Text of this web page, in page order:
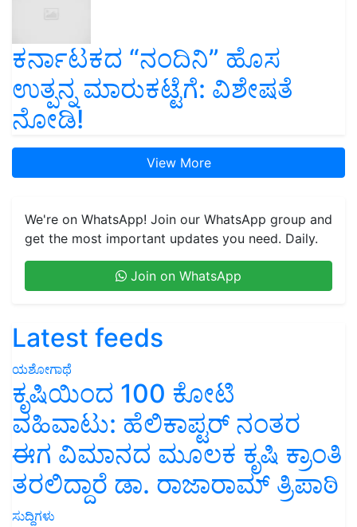
ಕರ್ನಾಟಕದ “ನಂದಿನಿ” ಹೊಸ
ಉತ್ಪನ್ನ ಮಾರುಕಟ್ಟೆಗೆ: ವಿಶೇಷತೆ
ನೋಡಿ!
View More
We're on WhatsApp! Join our WhatsApp group and
get the most important updates you need. Daily.
Join on WhatsApp
Latest feeds
ಯಶೋಗಾಥೆ
ಕೃಷಿಯಿಂದ 100 ಕೋಟಿ
ವಹಿವಾಟು: ಹೆಲಿಕಾಪ್ಟರ್ ನಂತರ
ಈಗ ವಿಮಾನದ ಮೂಲಕ ಕೃಷಿ ಕ್ರಾಂತಿ
ತರಲಿದ್ದಾರೆ ಡಾ. ರಾಜಾರಾಮ್ ತ್ರಿಪಾಠಿ
ಸುದ್ದಿಗಳು